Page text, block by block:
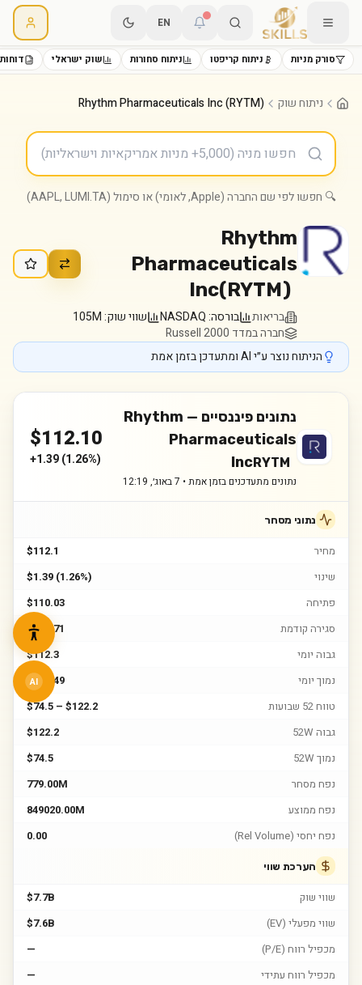
EN
סורק מניות ניתוח קריפטו ניתוח סחורות שוק ישראלי
ניתוח שוק Rhythm Pharmaceuticals Inc (RYTM)
🔍 חפשו לפי שם החברה (Apple, לאומי) או סימול (AAPL, LUMI.TA)
Rhythm
Pharmaceuticals
Inc(RYTM)
בריאות בורסה:NASDAQ שווי שוק:105M
חברה במדד Russell 2000
הניתוח נוצר ע״י AI ומתעדכן בזמן אמת
נתונים פיננסיים — Rhythm
Pharmaceuticals
IncRYTM
נתונים מתעדכנים בזמן אמת • 7 באוג׳, 12:19
$112.10
+1.39(1.26%)
נתוני מסחר
מחיר
$112.1
שינוי
$1.39 (1.26%)
פתיחה
$110.03
סגירה קודמת
$110.71
גבוה יומי
$112.3
נמוך יומי
$108.49
טווח 52 שבועות
$74.5 – $122.2
גבוה 52W
$122.2
נמוך 52W
$74.5
נפח מסחר
779.00M
נפח ממוצע
849020.00M
נפח יחסי (Rel Volume)
0.00
הערכת שווי
שווי שוק
$7.7B
שווי מפעלי (EV)
$7.6B
מכפיל רווח (P/E)
—
מכפיל רווח עתידי
—
AI